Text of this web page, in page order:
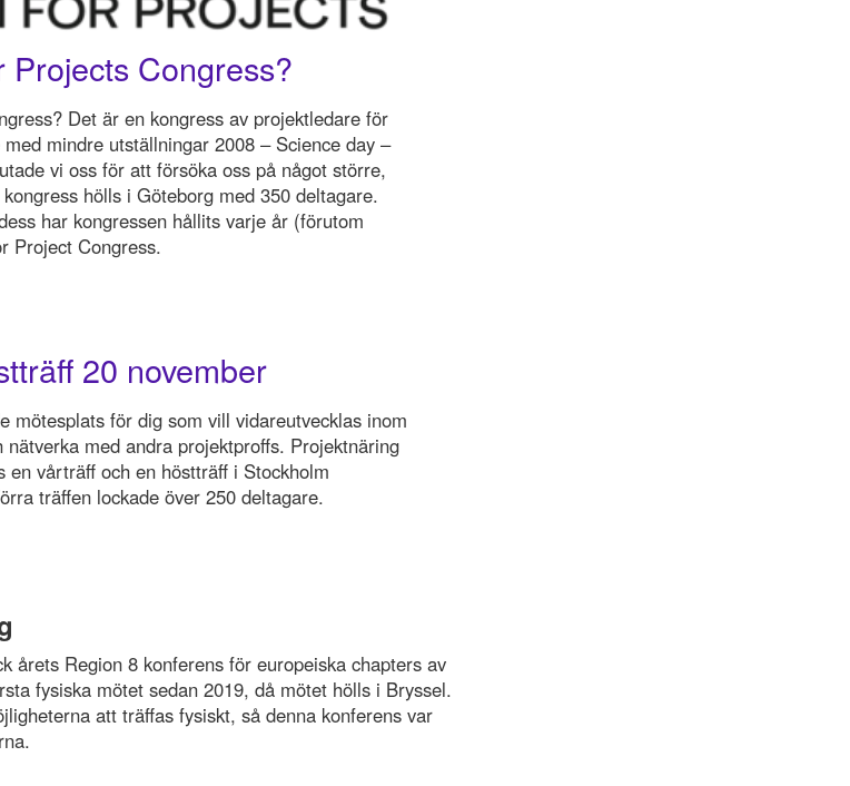
Projects Congress?
Det är en kongress av projektledare för
mindre utställningar 2008 – Science day –
vi oss för att försöka oss på något större,
hölls i Göteborg med 350 deltagare.
har kongressen hållits varje år (förutom
Project Congress.
20 november
mötesplats för dig som vill vidareutvecklas inom
med andra projektproffs. Projektnäring
vårträff och en höstträff i Stockholm
träffen lockade över 250 deltagare.
årets Region 8 konferens för europeiska chapters av
fysiska mötet sedan 2019, då mötet hölls i Bryssel.
att träffas fysiskt, så denna konferens var